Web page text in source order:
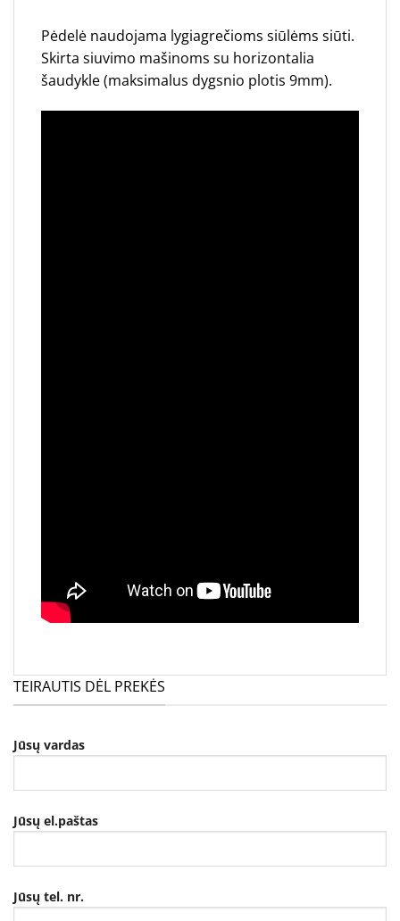
Pėdelė naudojama lygiagrečioms siūlėms siūti.
Skirta siuvimo mašinoms su horizontalia
šaudykle (maksimalus dygsnio plotis 9mm).
TEIRAUTIS DĖL PREKĖS
Jūsų vardas
Jūsų el.paštas
Jūsų tel. nr.